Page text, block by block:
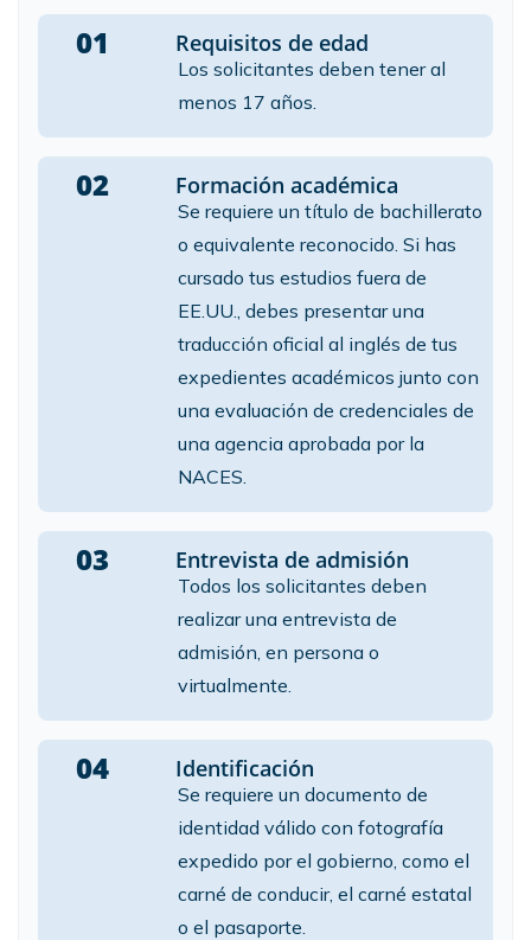
01 Requisitos de edad
Los solicitantes deben tener al
menos 17 años.
02 Formación académica
Se requiere un título de bachillerato
o equivalente reconocido. Si has
cursado tus estudios fuera de
EE.UU., debes presentar una
traducción oficial al inglés de tus
expedientes académicos junto con
una evaluación de credenciales de
una agencia aprobada por la
NACES.
03 Entrevista de admisión
Todos los solicitantes deben
realizar una entrevista de
admisión, en persona o
virtualmente.
04 Identificación
Se requiere un documento de
identidad válido con fotografía
expedido por el gobierno, como el
carné de conducir, el carné estatal
o el pasaporte.